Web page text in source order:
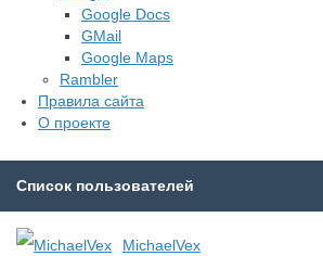
Google Docs
GMail
Google Maps
Rambler
Правила сайта
О проекте
Список пользователей
MichaelVex